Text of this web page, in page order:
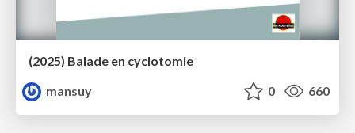
(2025) Balade en cyclotomie
mansuy
0 660